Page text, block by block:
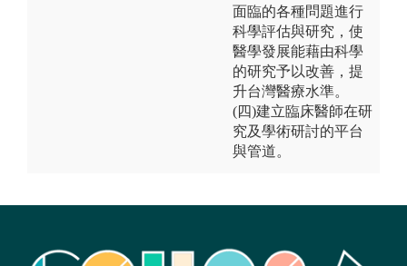
面臨的各種問題進行
科學評估與研究，使
醫學發展能藉由科學
的研究予以改善，提
升台灣醫療水準。
(四)建立臨床醫師在研
究及學術研討的平台
與管道。